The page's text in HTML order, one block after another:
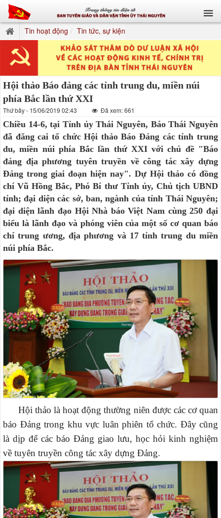
Tin hoạt động Tin tức, sự kiện
Hội thảo Báo đảng các tỉnh trung du, miền núi
phía Bắc lần thứ XXI
Thứ bảy - 15/06/2019 02:43 Đã xem: 661
Chiều 14-6, tại Tỉnh ủy Thái Nguyên, Báo Thái Nguyên
đã đăng cai tổ chức Hội thảo Báo Đảng các tỉnh trung
du, miền núi phía Bắc lần thứ XXI với chủ đề "Báo
đảng địa phương tuyên truyền về công tác xây dựng
Đảng trong giai đoạn hiện nay". Dự Hội thảo có đồng
chí Vũ Hồng Bắc, Phó Bí thư Tỉnh ủy, Chủ tịch UBND
tỉnh; đại diện các sở, ban, ngành của tỉnh Thái Nguyên;
đại diện lãnh đạo Hội Nhà báo Việt Nam cùng 250 đại
biểu là lãnh đạo và phóng viên của một số cơ quan báo
chí trung ương, địa phương và 17 tỉnh trung du miền
núi phía Bắc.
Hội thảo là hoạt động thường niên được các cơ quan
báo Đảng trong khu vực luân phiên tổ chức. Đây cũng
là dịp để các báo Đảng giao lưu, học hỏi kinh nghiệm
về tuyên truyền công tác xây dựng Đảng.